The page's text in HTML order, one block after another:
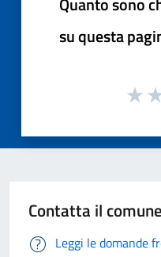
su questa
Contatta il comune
Leggi le domande